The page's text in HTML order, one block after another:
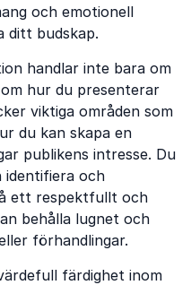
och emotionell
ditt budskap.
handlar inte bara om
hur du presenterar
viktiga områden som
du kan skapa en
publikens intresse. Du
identifiera och
ett respektfullt och
behålla lugnet och
förhandlingar.
färdighet inom